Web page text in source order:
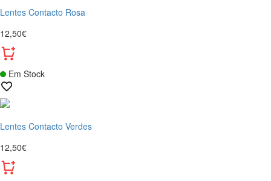
Lentes Contacto Rosa
12,50€
Em Stock
Lentes Contacto Verdes
12,50€